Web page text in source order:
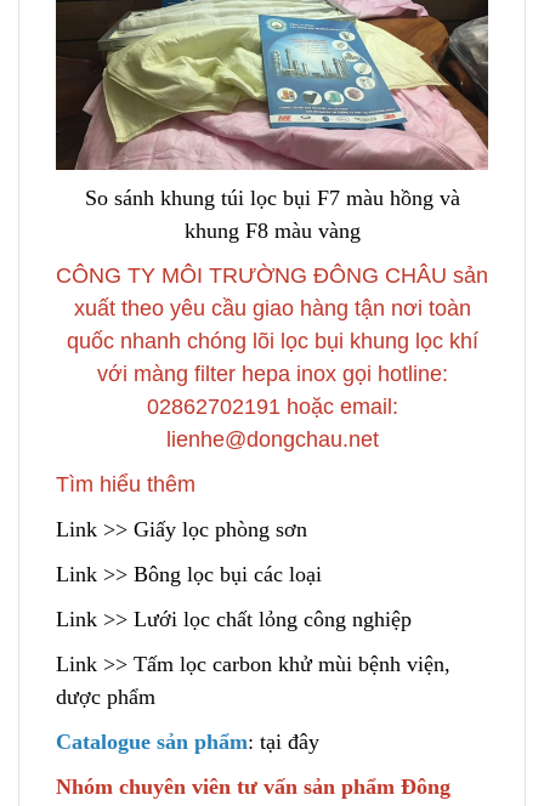
So sánh khung túi lọc bụi F7 màu hồng và
khung F8 màu vàng
CÔNG TY MÔI TRƯỜNG ĐÔNG CHÂU sản
xuất theo yêu cầu giao hàng tận nơi toàn
quốc nhanh chóng lõi lọc bụi khung lọc khí
với màng filter hepa inox gọi hotline:
02862702191 hoặc email:
lienhe@dongchau.net
Tìm hiểu thêm
Link >> Giấy lọc phòng sơn
Link >> Bông lọc bụi các loại
Link >> Lưới lọc chất lỏng công nghiệp
Link >> Tấm lọc carbon khử mùi bệnh viện,
dược phẩm
Catalogue sản phẩm: tại đây
Nhóm chuyên viên tư vấn sản phẩm Đông